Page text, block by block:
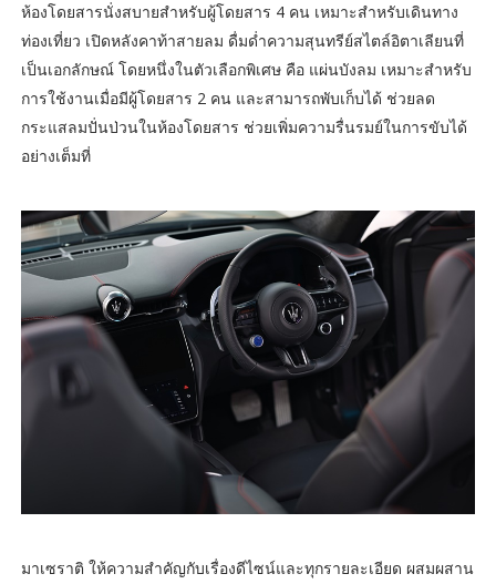
ห้องโดยสารนั่งสบายสำหรับผู้โดยสาร 4 คน เหมาะสำหรับเดินทาง
ท่องเที่ยว เปิดหลังคาท้าสายลม ดื่มด่ำความสุนทรีย์สไตล์อิตาเลียนที่
เป็นเอกลักษณ์ โดยหนึ่งในตัวเลือกพิเศษ คือ แผ่นบังลม เหมาะสำหรับ
การใช้งานเมื่อมีผู้โดยสาร 2 คน และสามารถพับเก็บได้ ช่วยลด
กระแสลมปั่นป่วนในห้องโดยสาร ช่วยเพิ่มความรื่นรมย์ในการขับได้
อย่างเต็มที่
มาเซราติ ให้ความสำคัญกับเรื่องดีไซน์และทุกรายละเอียด ผสมผสาน